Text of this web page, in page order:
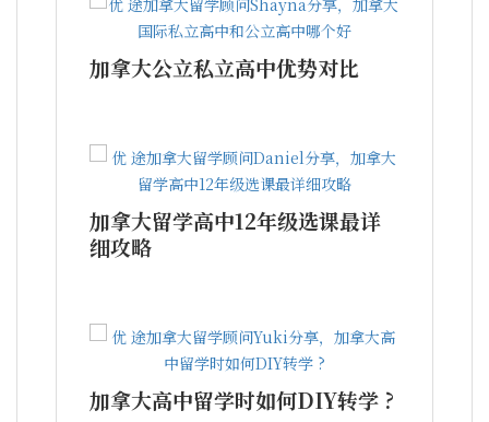
加拿大公立私立高中优势对比
加拿大留学高中12年级选课最详
细攻略
加拿大高中留学时如何DIY转学 ?